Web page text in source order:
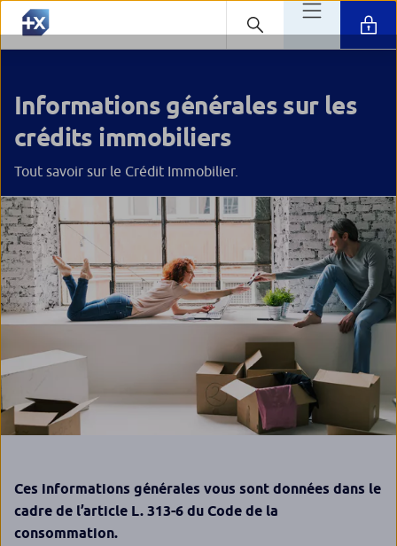
Informations générales sur les
crédits immobiliers
Tout savoir sur le Crédit Immobilier.
Ces informations générales vous sont données dans le
cadre de l’article L. 313-6 du Code de la
consommation.